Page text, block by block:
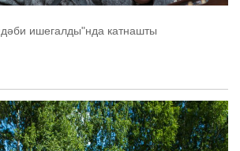
ишегалды"нда катнашты